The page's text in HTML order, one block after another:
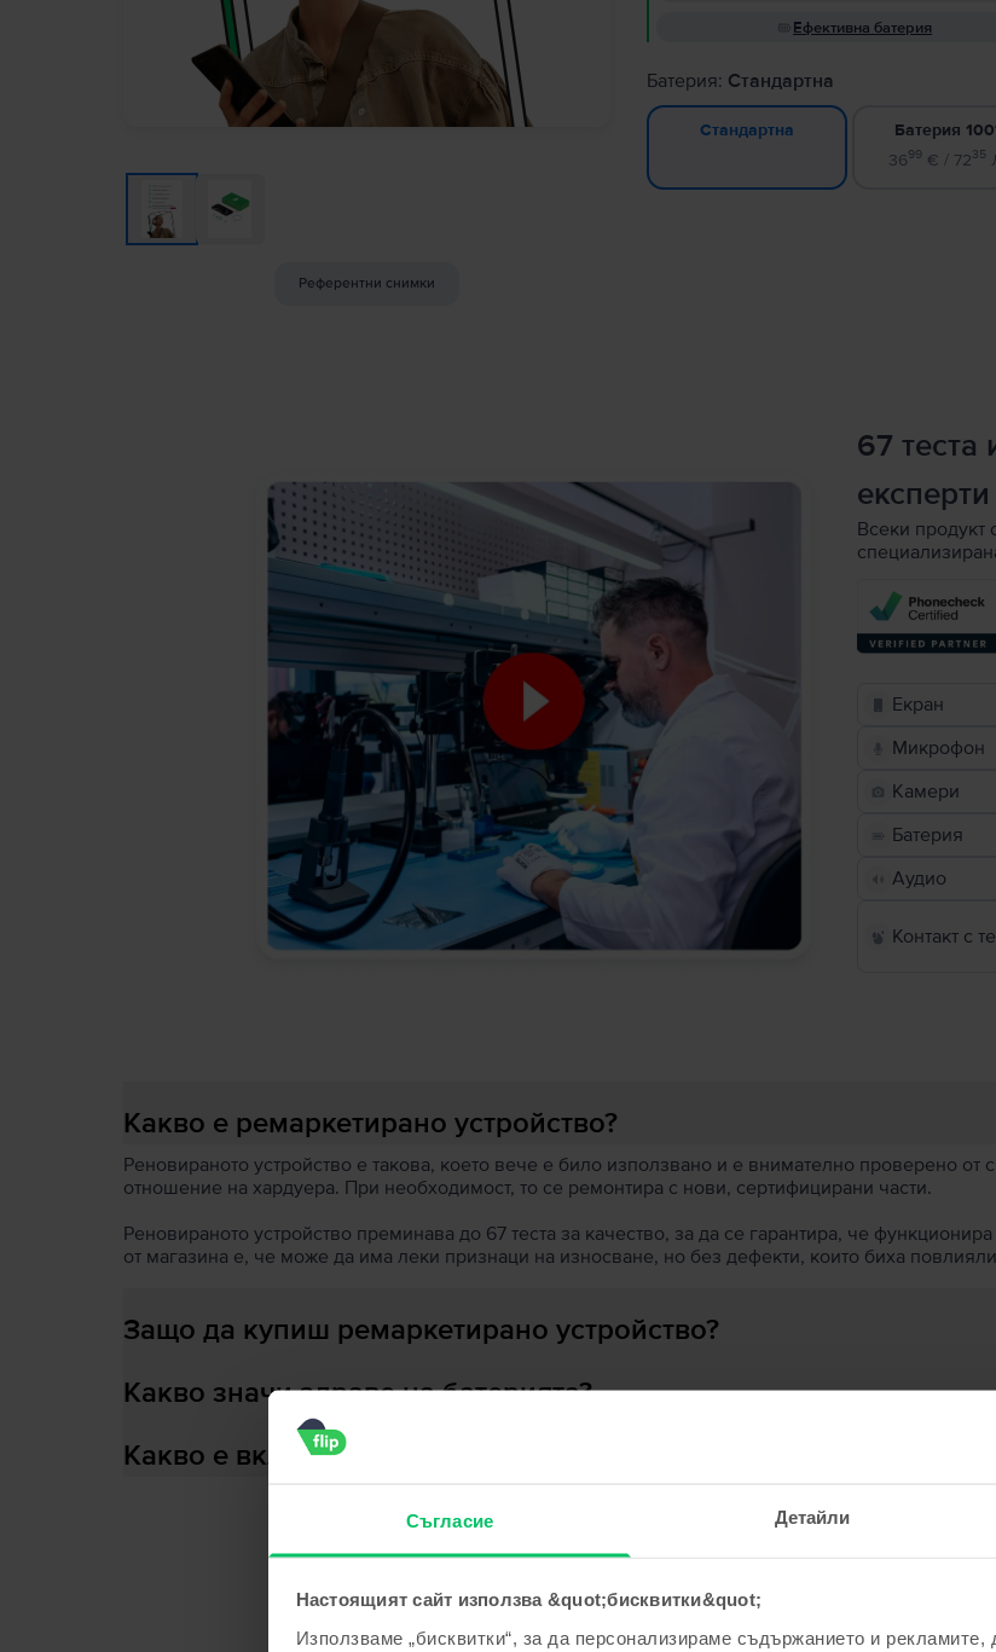
Съгласие Детайли
Настоящият сайт използва &quot;бисквитки&quot;
Използваме „бисквитки“, за да персонализираме съдържанието и
Референтни снимки
Ефективна батерия
Батерия: Стандартна
Стандартна
Батерия
3699 € / 7235
67
експерти
Всеки продукт
Екран
Микрофон
Камери
Батерия
Аудио
Контакт с
Какво е ремаркетирано устройство?
Реновираното устройство е такова, което вече е било използвано и е внимателно проверено от
отношение на хардуера. При необходимост, то се ремонтира с нови, сертифицирани части.
Реновираното устройство преминава до 67 теста за качество, за да се гарантира, че
от магазина е, че може да има леки признаци на износване, но без дефекти, които биха
Защо да купиш ремаркетирано устройство?
Какво значи здраве на батерията?
Какво е включено в кутията?
Сходни продукти с твоето